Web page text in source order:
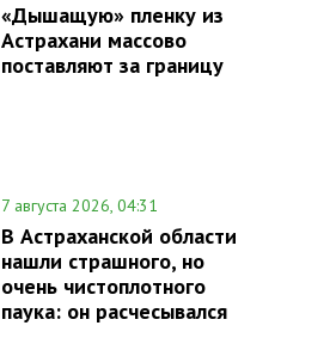
«Дышащую» пленку из
Астрахани массово
поставляют за границу
7 августа 2026, 04:31
В Астраханской области
нашли страшного, но
очень чистоплотного
паука: он расчесывался